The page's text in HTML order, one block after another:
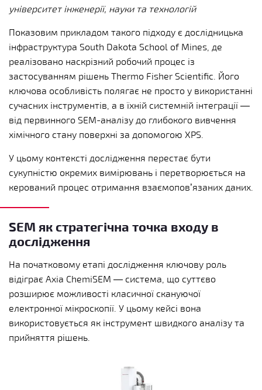
університет інженерії, науки та технологій
Показовим прикладом такого підходу є дослідницька
інфраструктура South Dakota School of Mines, де
реалізовано наскрізний робочий процес із
застосуванням рішень Thermo Fisher Scientific. Його
ключова особливість полягає не просто у використанні
сучасних інструментів, а в їхній системній інтеграції —
від первинного SEM-аналізу до глибокого вивчення
хімічного стану поверхні за допомогою XPS.
У цьому контексті дослідження перестає бути
сукупністю окремих вимірювань і перетворюється на
керований процес отримання взаємопов’язаних даних.
SEM як стратегічна точка входу в
дослідження
На початковому етапі дослідження ключову роль
відіграє Axia ChemiSEM — система, що суттєво
розширює можливості класичної скануючої
електронної мікроскопії. У цьому кейсі вона
використовується як інструмент швидкого аналізу та
прийняття рішень.